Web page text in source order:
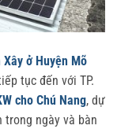
ở Huyện Mõ
tục đến với TP.
cho Chú Nang, dự
trong ngày và bàn